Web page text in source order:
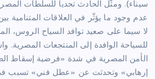
سيناء). ومثّل الحادث تحدياً للسلطات
عدم وجود ما يؤثّر في العلاقات المتنامية
لا سيما على صعيد توافد السياح الروس،
للسياحة الوافدة إلى المنتجعات المصرية.
الأمن المصرية في شدة «فرضية إسقاط
إرهابي» وتحدثت عن «عطل فني» تسبب في